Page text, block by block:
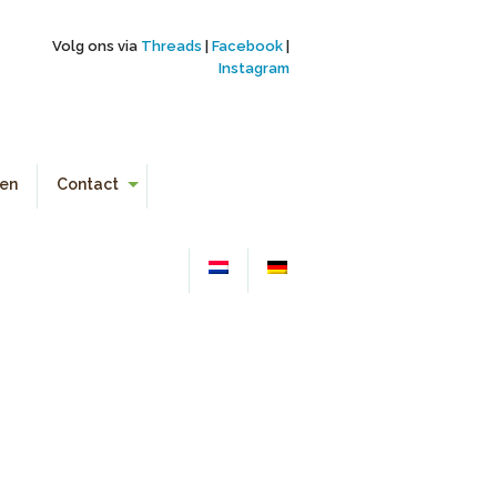
Volg ons via Threads Facebook
Instagram
Contact